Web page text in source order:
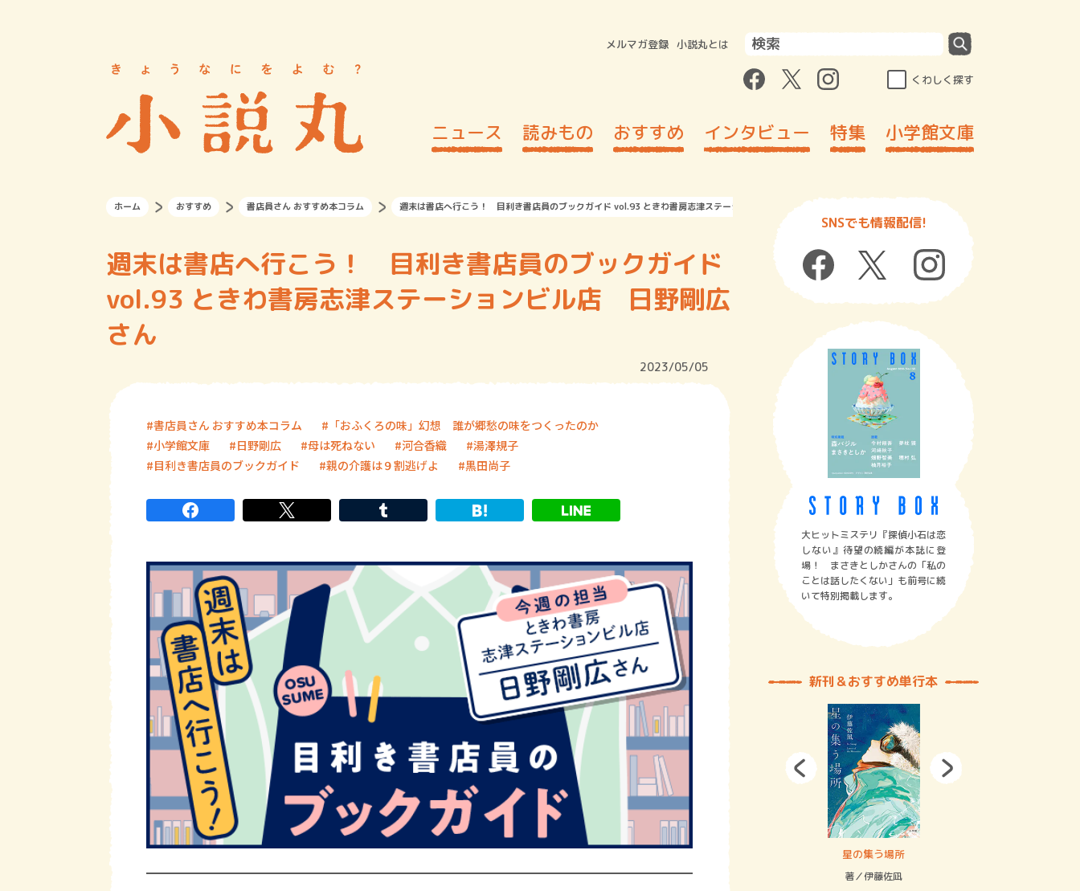
メルマガ登録 小説丸とは
くわしく探す
ニュース 読みもの おすすめ インタビュー 特集 小学館文庫
ホーム おすすめ 書店員さん おすすめ本コラム 週末は書店へ行こう！ 目利き書店員のブックガイド vol.93 ときわ書房志津ステーションビル店 日野剛広さん
週末は書店へ行こう！ 目利き書店員のブックガイド
vol.93 ときわ書房志津ステーションビル店 日野剛広
さん
2023/05/05
書店員さん おすすめ本コラム
「おふくろの味」幻想 誰が郷愁の味をつくったのか
小学館文庫
日野剛広 母は死ねない 河合香織
湯澤規子
目利き書店員のブックガイド
親の介護は９割逃げよ 黒田尚子
SNSでも情報配信!
大ヒットミステリ『探偵小石は恋
しない』待望の続編が本誌に登
場！ まさきとしかさんの「私の
ことは話したくない」も前号に続
いて特別掲載します。
新刊＆おすすめ単行本
著／川瀬七緒
星の集う場所
著／伊藤佐凪